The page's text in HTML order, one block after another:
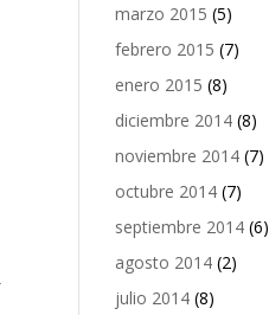
marzo 2015 (5)
febrero 2015 (7)
enero 2015 (8)
diciembre 2014 (8)
noviembre 2014 (7)
octubre 2014 (7)
septiembre 2014 (6)
agosto 2014 (2)
julio 2014 (8)